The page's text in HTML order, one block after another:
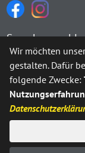
Sprachauswahl
Möchten Sie von
Wir möchten
gestalten. Dafür
folgende Zwecke: